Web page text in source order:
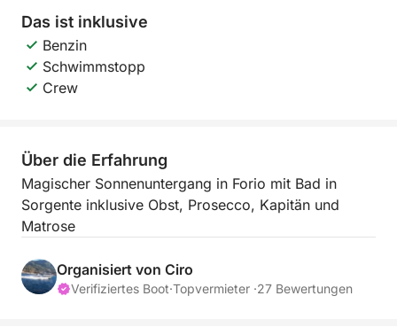
Das ist inklusive
Benzin
Schwimmstopp
Crew
Über die Erfahrung
Magischer Sonnenuntergang in Forio mit Bad in
Sorgente inklusive Obst, Prosecco, Kapitän und
Matrose
Organisiert von Ciro
Verifiziertes Boot·Topvermieter ·27 Bewertungen